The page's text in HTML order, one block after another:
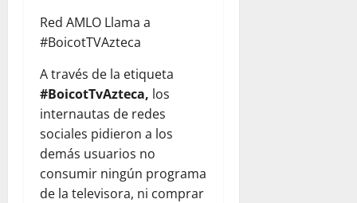
Red AMLO Llama a
#BoicotTVAzteca
A través de la etiqueta
#BoicotTvAzteca, los
internautas de redes
sociales pidieron a los
demás usuarios no
consumir ningún programa
de la televisora, ni comprar